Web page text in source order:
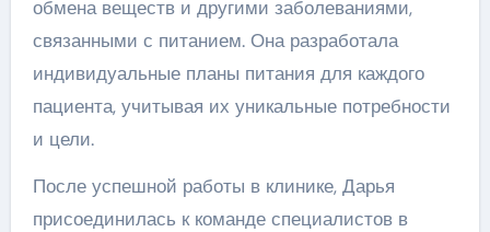
обмена веществ и другими заболеваниями,
связанными с питанием. Она разработала
индивидуальные планы питания для каждого
пациента, учитывая их уникальные потребности
и цели.
После успешной работы в клинике, Дарья
присоединилась к команде специалистов в